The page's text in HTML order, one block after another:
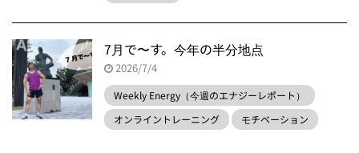
7月で〜す。今年の半分地点
2026/7/4
Weekly Energy（今週のエナジーレポート）
オンライントレーニング
モチベーション